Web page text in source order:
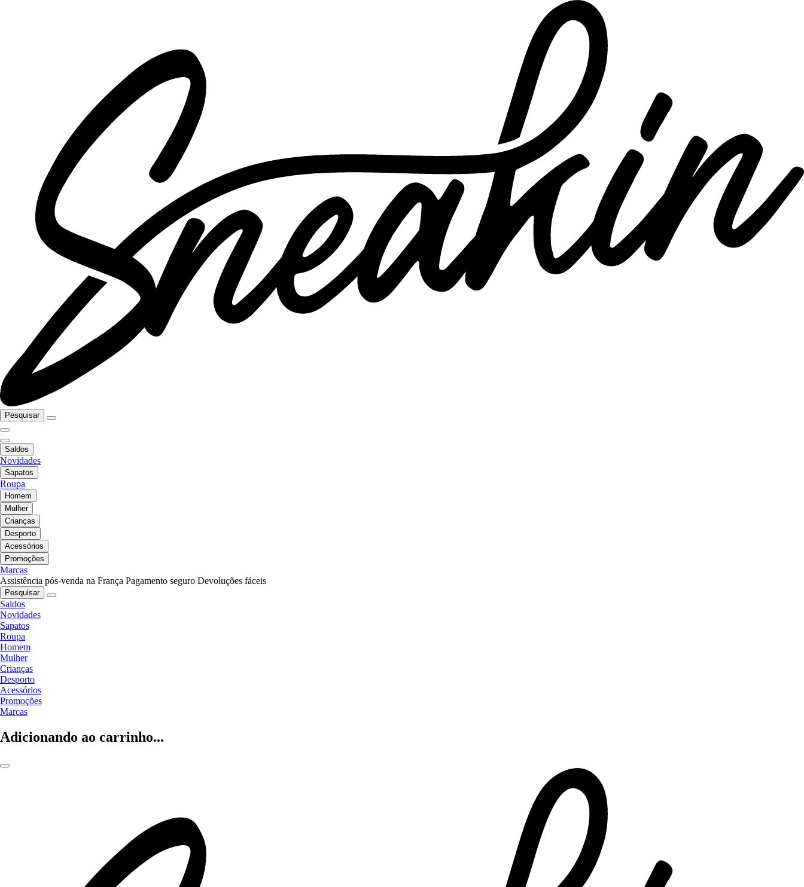
Pesquisar
Saldos
Novidades
Sapatos
Roupa
Homem
Mulher
Crianças
Desporto
Acessórios
Promoções
Marcas
Assistência pós-venda na França Pagamento seguro Devoluções fáceis
Pesquisar
Saldos
Novidades
Sapatos
Roupa
Homem
Mulher
Crianças
Desporto
Acessórios
Promoções
Marcas
Adicionando ao carrinho...